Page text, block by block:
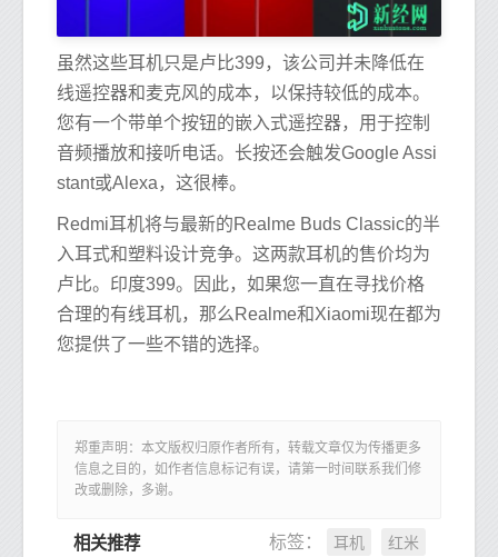
虽然这些耳机只是卢比399，该公司并未降低在
线遥控器和麦克风的成本，以保持较低的成本。
您有一个带单个按钮的嵌入式遥控器，用于控制
音频播放和接听电话。长按还会触发Google Assi
stant或Alexa，这很棒。
Redmi耳机将与最新的Realme Buds Classic的半
入耳式和塑料设计竞争。这两款耳机的售价均为
卢比。印度399。因此，如果您一直在寻找价格
合理的有线耳机，那么Realme和Xiaomi现在都为
您提供了一些不错的选择。
郑重声明：本文版权归原作者所有，转载文章仅为传播更多
信息之目的，如作者信息标记有误，请第一时间联系我们修
改或删除，多谢。
标签： 耳机 红米
相关推荐